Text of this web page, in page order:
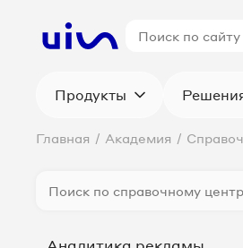
Продукты
Главная / Академия /